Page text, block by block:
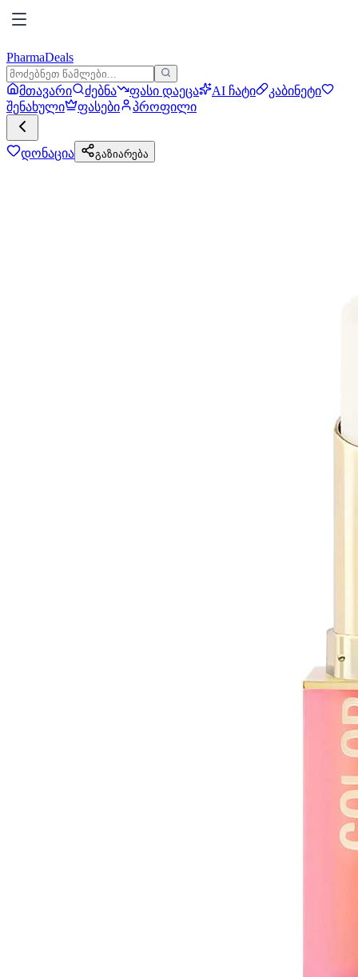
PharmaDeals
მთავარი ძებნა ფასი დაეცა AI ჩატი
კაბინეტი
შენახული
ფასები პროფილი
დონაცია გაზიარება